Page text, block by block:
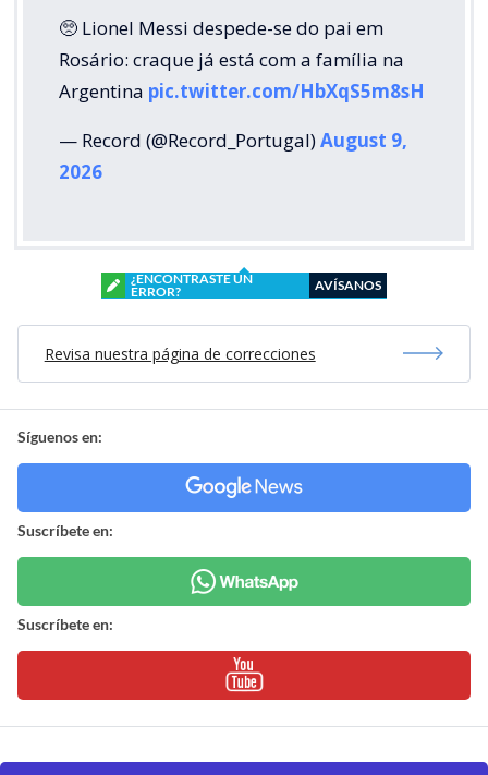
🥺 Lionel Messi despede-se do pai em
Rosário: craque já está com a família na
Argentina pic.twitter.com/HbXqS5m8sH
— Record (@Record_Portugal)August 9,
2026
¿ENCONTRASTE UN
ERROR?
AVÍSANOS
Revisa nuestra página de correcciones
Síguenos en:
Suscríbete en:
Suscríbete en: